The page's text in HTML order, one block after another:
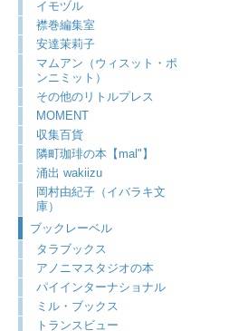
イモヅル
襟巻編集室
安達茉莉子
マムアン（ウィスット・ポ
ンニミット）
その他のリトルプレス
MOMENT
収集百貨
隣町珈琲の本【mal"】
涌出 wakiizu
岡村由紀子（イバラキ文
庫）
ブックレーベル
タラブックス
アノニマスタジオの本
パイインターナショナル
ミル・ブックス
トランスビュー